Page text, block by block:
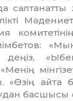
деңіз,
«Өзің
басшысы